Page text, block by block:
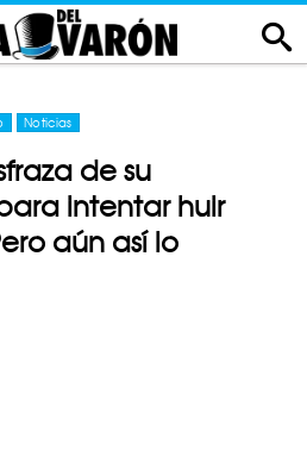
Noticias
de su
intentar huir
aún así lo